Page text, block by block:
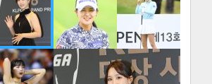
본 뉴스